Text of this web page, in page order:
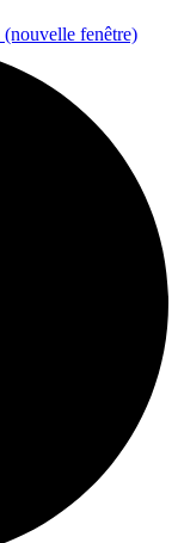
(nouvelle fenêtre)